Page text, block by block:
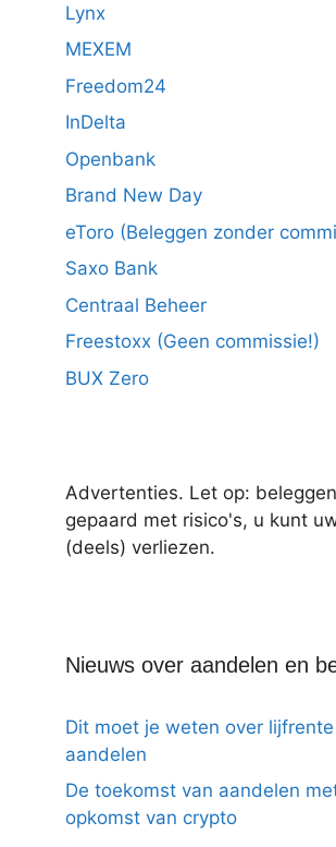
Lynx
MEXEM
Freedom24
InDelta
Openbank
Brand New Day
eToro (Beleggen zonder
Saxo Bank
Centraal Beheer
Freestoxx (Geen commissie!)
BUX Zero
Advertenties. Let op:
gepaard met risico's, u kunt
(deels) verliezen.
Nieuws over aandelen en
Dit moet je weten over
aandelen
De toekomst van aandelen
opkomst van crypto